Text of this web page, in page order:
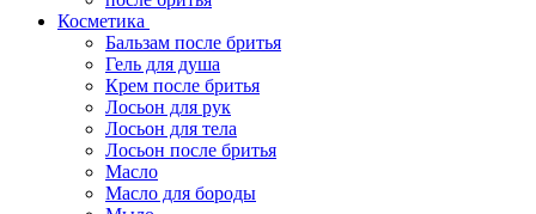
Косметика
Бальзам после бритья
Гель для душа
Крем после бритья
Лосьон для рук
Лосьон для тела
Лосьон после бритья
Масло
Масло для бороды